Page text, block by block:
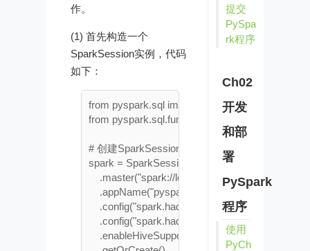
作。
(1) 首先构造一个
SparkSession实例，代码
如下：
from pyspark.sql import SparkSession
from pyspark.sql.functions import *
# 创建SparkSession的实例
spark = SparkSession.builder \
    .master("spark://localhost:7077") \
    .appName("pyspark sql demo") \
    .enableHiveSupport() \
提交
PySpa
rk程序
Ch02
开发
和部
署
PySpark
程序
使用
PyCh